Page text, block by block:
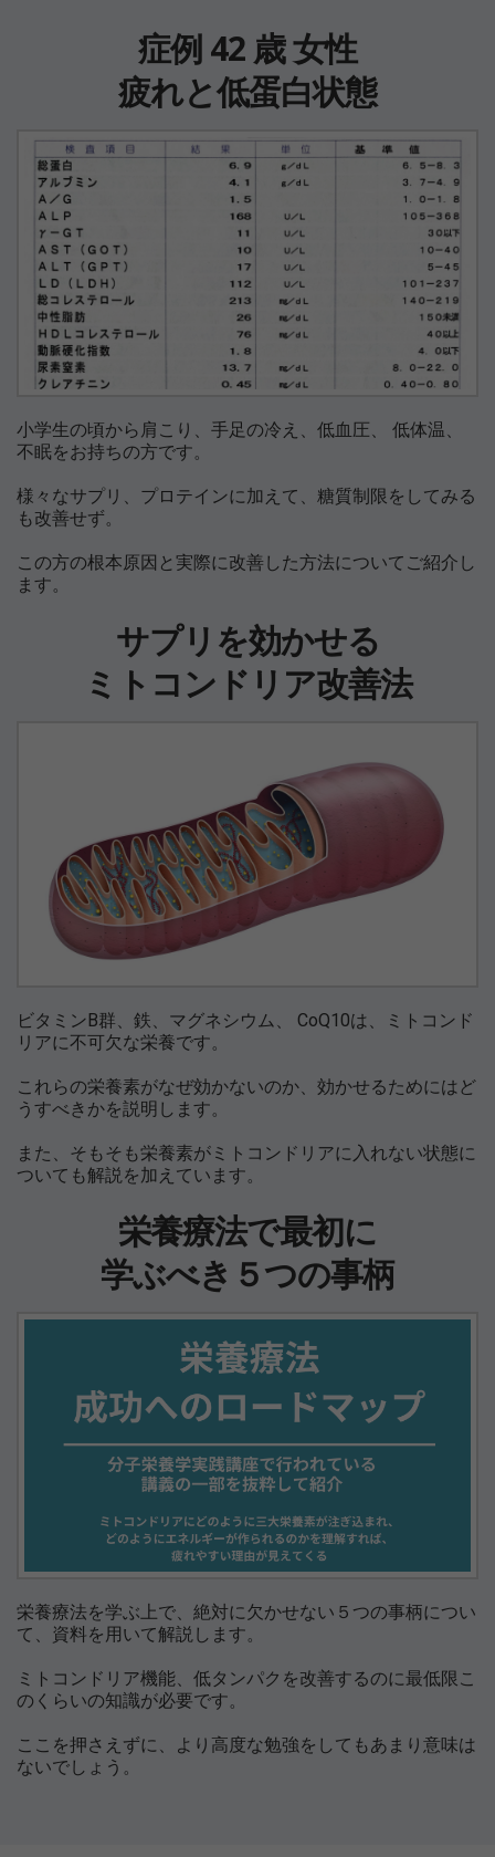
症例 42 歳 女性
疲れと低蛋白状態
小学生の頃から肩こり、手足の冷え、低血圧、 低体温、
不眠をお持ちの方です。
様々なサプリ、プロテインに加えて、糖質制限をしてみる
も改善せず。
この方の根本原因と実際に改善した方法についてご紹介し
ます。
サプリを効かせる
ミトコンドリア改善法
ビタミンB群、鉄、マグネシウム、 CoQ10は、ミトコンド
リアに不可欠な栄養です。
これらの栄養素がなぜ効かないのか、効かせるためにはど
うすべきかを説明します。
また、そもそも栄養素がミトコンドリアに入れない状態に
ついても解説を加えています。
栄養療法で最初に
学ぶべき５つの事柄
栄養療法を学ぶ上で、絶対に欠かせない５つの事柄につい
て、資料を用いて解説します。
ミトコンドリア機能、低タンパクを改善するのに最低限こ
のくらいの知識が必要です。
ここを押さえずに、より高度な勉強をしてもあまり意味は
ないでしょう。